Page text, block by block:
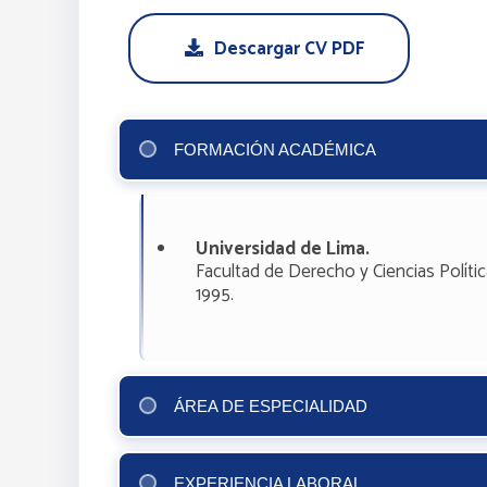
Descargar CV PDF
FORMACIÓN ACADÉMICA
Universidad de Lima.
Facultad de Derecho y Ciencias
1995.
ÁREA DE ESPECIALIDAD
EXPERIENCIA LABORAL